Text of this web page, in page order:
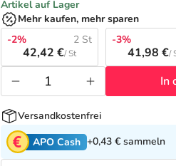
Artikel auf Lager
Mehr kaufen, mehr sparen
-2%
2 St
42,42 €/ St
-3%
41,98 €/
In
Versandkostenfrei
APO Cash +0,43 € sammeln